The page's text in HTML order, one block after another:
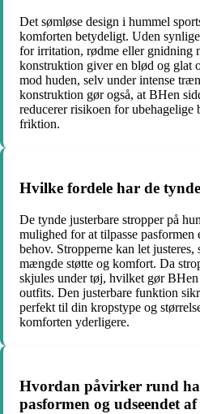
Det sømløse design i hummel
komforten betydeligt. Uden
for irritation, rødme eller gnidning
konstruktion giver en blød og glat
mod huden, selv under intense
konstruktion gør også, at BHen
reducerer risikoen for ubehagelige
friktion.
Hvilke fordele har de
De tynde justerbare stropper på
mulighed for at tilpasse
behov. Stropperne kan let justeres,
mængde støtte og komfort. Da
skjules under tøj, hvilket gør
outfits. Den justerbare funktion
perfekt til din kropstype og
komforten yderligere.
Hvordan påvirker rund
pasformen og udseendet